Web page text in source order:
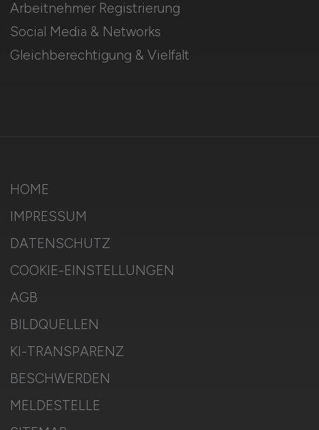
Arbeitnehmer Registrierung
Social Media & Networks
Gleichberechtigung & Vielfalt
HOME
IMPRESSUM
DATENSCHUTZ
COOKIE-EINSTELLUNGEN
AGB
BILDQUELLEN
KI-TRANSPARENZ
BESCHWERDEN
MELDESTELLE